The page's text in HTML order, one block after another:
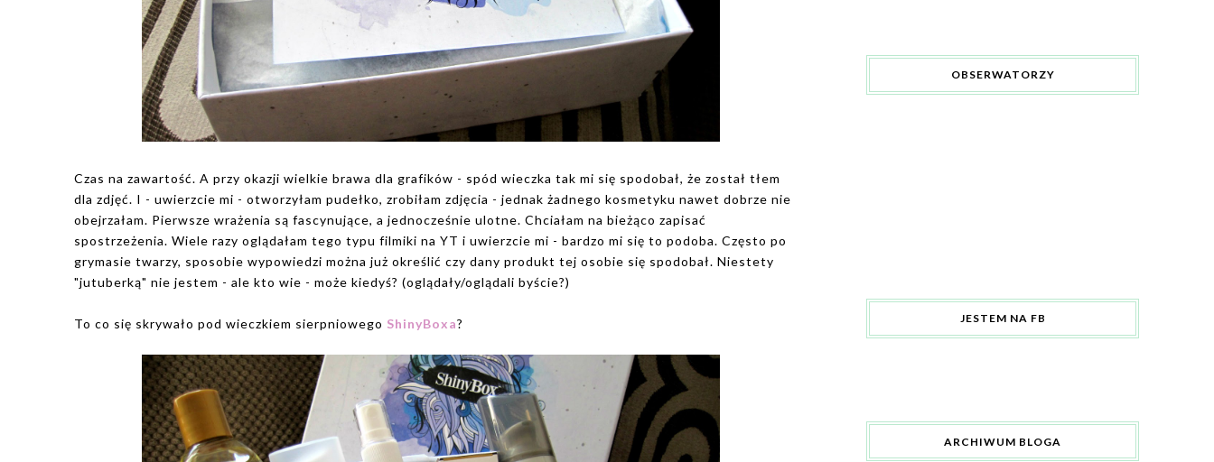
Czas na zawartość. A przy okazji wielkie brawa dla grafików - spód wieczka tak mi się spodobał, że został tłem
dla zdjęć. I - uwierzcie mi - otworzyłam pudełko, zrobiłam zdjęcia - jednak żadnego kosmetyku nawet dobrze nie
obejrzałam. Pierwsze wrażenia są fascynujące, a jednocześnie ulotne. Chciałam na bieżąco zapisać
spostrzeżenia. Wiele razy oglądałam tego typu filmiki na YT i uwierzcie mi - bardzo mi się to podoba. Często po
grymasie twarzy, sposobie wypowiedzi można już określić czy dany produkt tej osobie się spodobał. Niestety
"jutuberką" nie jestem - ale kto wie - może kiedyś? (oglądały/oglądali byście?)
To co się skrywało pod wieczkiem sierpniowego ShinyBoxa?
OBSERWATORZY
JESTEM NA FB
ARCHIWUM BLOGA